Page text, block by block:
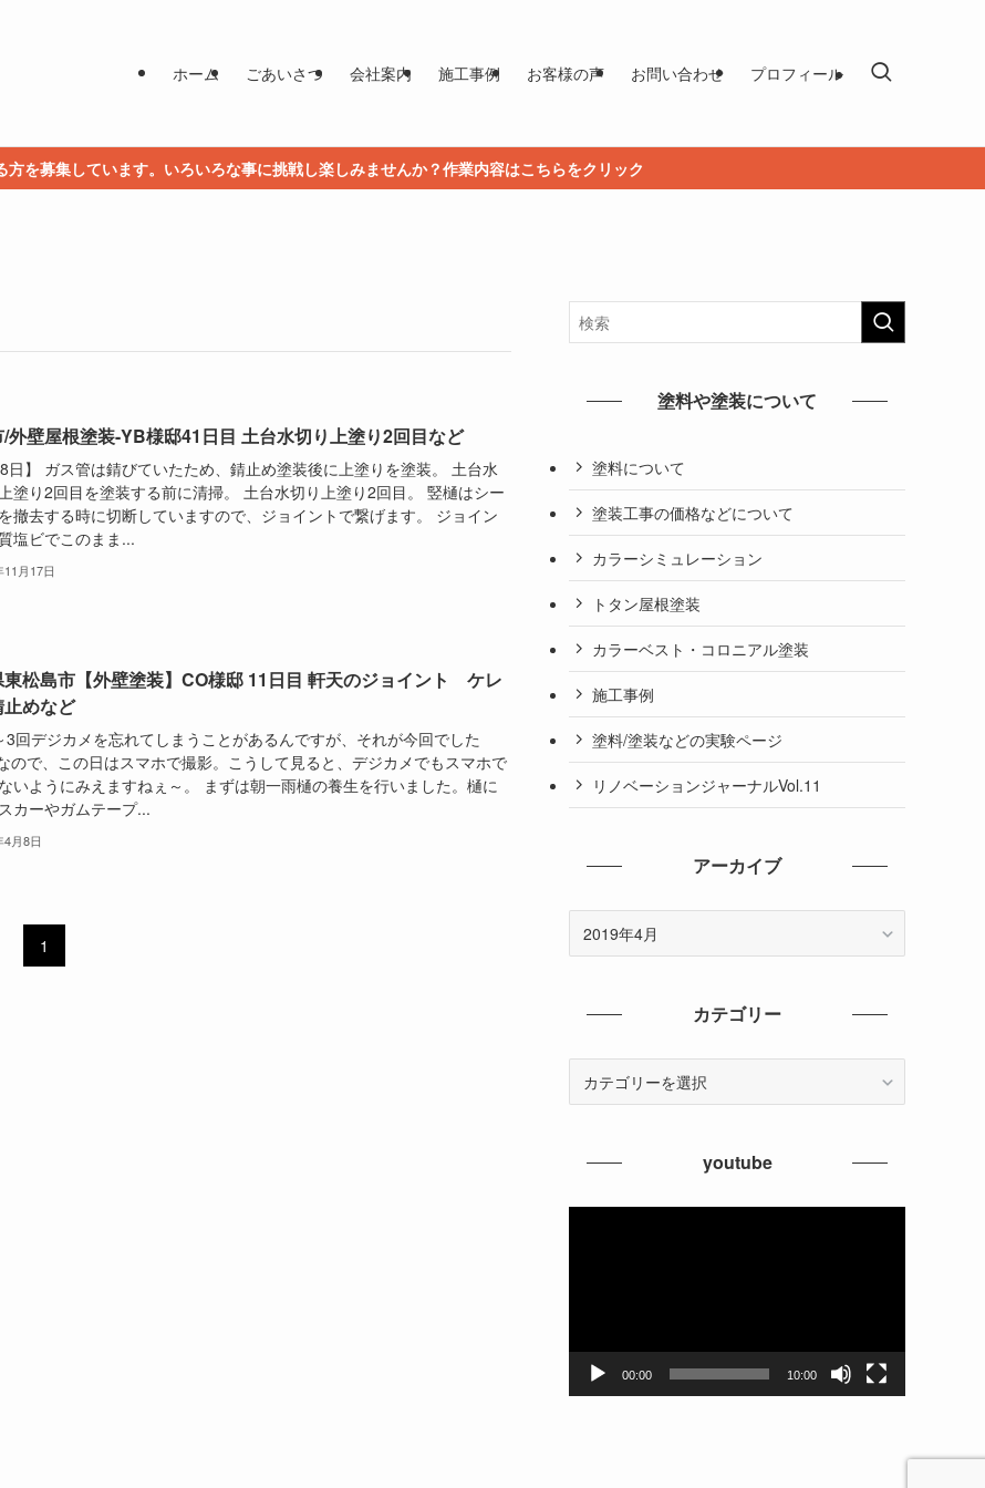
ホーム ごあいさつ 会社案内 施工事例 お客様の声 お問い合わせ プロフィール
方を募集しています。いろいろな事に挑戦し楽しみませんか？作業内容はこちらをクリック
外壁屋根塗装-YB様邸41日目 土台水切り上塗り2回目など
8日】 ガス管は錆びていたため、錆止め塗装後に上塗りを塗装。 土台水
塗り2回目を塗装する前に清掃。 土台水切り上塗り2回目。 竪樋はシー
撤去する時に切断していますので、ジョイントで繋げます。 ジョイン
塩ビでこのまま...
11月17日
東松島市【外壁塗装】CO様邸 11日目 軒天のジョイント ケレ
めなど
3回デジカメを忘れてしまうことがあるんですが、それが今回でした
ので、この日はスマホで撮影。こうして見ると、デジカメでもスマホで
いようにみえますねぇ～。 まずは朝一雨樋の養生を行いました。樋に
カーやガムテープ...
4月8日
1
塗料や塗装について
塗料について
塗装工事の価格などについて
カラーシミュレーション
トタン屋根塗装
カラーベスト・コロニアル塗装
施工事例
塗料/塗装などの実験ページ
リノベーションジャーナルVol.11
アーカイブ
カテゴリー
youtube
00:00 10:00